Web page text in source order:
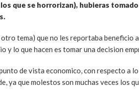
que se horrorizan), hubieras
tema) que no les reportaba beneficio
y lo que hacen es tomar una decision
de vista economico, con respecto a
ya que molestos son muchas veces los